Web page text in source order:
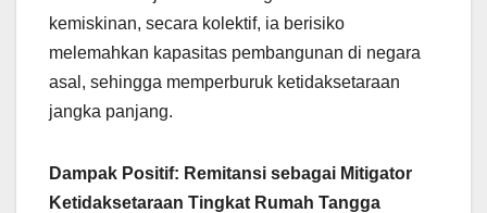
kemiskinan, secara kolektif, ia berisiko
melemahkan kapasitas pembangunan di negara
asal, sehingga memperburuk ketidaksetaraan
jangka panjang.
Dampak Positif: Remitansi sebagai Mitigator
Ketidaksetaraan Tingkat Rumah Tangga